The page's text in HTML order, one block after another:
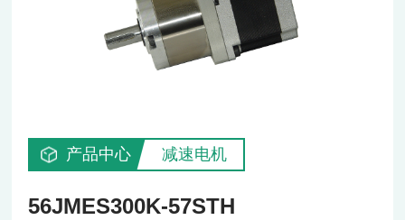
产品中心 减速电机
56JMES300K-57STH